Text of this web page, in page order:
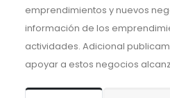
emprendimientos y nuevos
información de los
actividades. Adicional
apoyar a estos negocios